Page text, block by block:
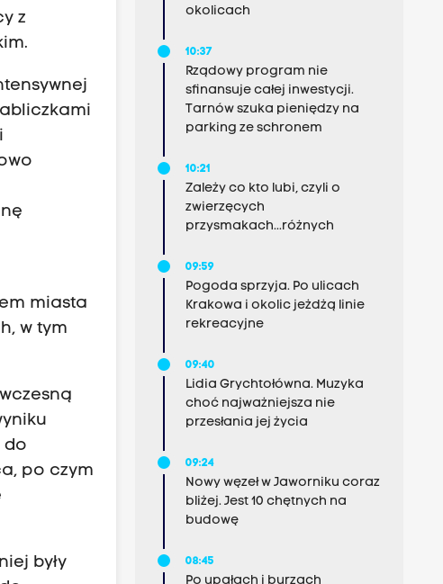
z
miasta
w tym
do
po czym
były
okolicach
10:37
Rządowy program nie
sfinansuje całej inwestycji.
Tarnów szuka pieniędzy na
parking ze schronem
10:21
Zależy co kto lubi, czyli o
zwierzęcych
przysmakach...różnych
09:59
Pogoda sprzyja. Po ulicach
Krakowa i okolic jeżdżą linie
rekreacyjne
09:40
Lidia Grychtołówna. Muzyka
choć najważniejsza nie
przesłania jej życia
09:24
Nowy węzeł w Jaworniku coraz
bliżej. Jest 10 chętnych na
budowę
08:45
Po upałach i burzach